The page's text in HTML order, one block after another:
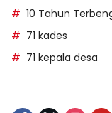
10 Tahun
71 kades
71 kepala desa